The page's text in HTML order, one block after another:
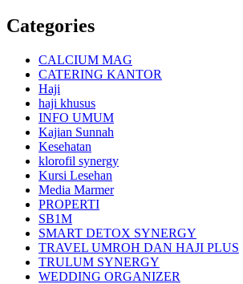
Categories
CALCIUM MAG
CATERING KANTOR
Haji
haji khusus
INFO UMUM
Kajian Sunnah
Kesehatan
klorofil synergy
Kursi Lesehan
Media Marmer
PROPERTI
SB1M
SMART DETOX SYNERGY
TRAVEL UMROH DAN HAJI PLUS
TRULUM SYNERGY
WEDDING ORGANIZER